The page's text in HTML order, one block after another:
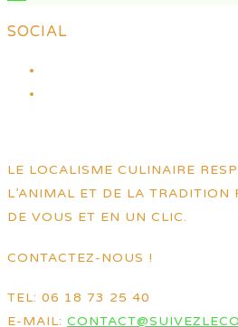
SOCIAL
LE LOCALISME CULINAIRE
L’ANIMAL ET DE LA TRADITION
DE VOUS ET EN UN CLIC.
CONTACTEZ-NOUS !
TEL: 06 18 73 25 40
E-MAIL: